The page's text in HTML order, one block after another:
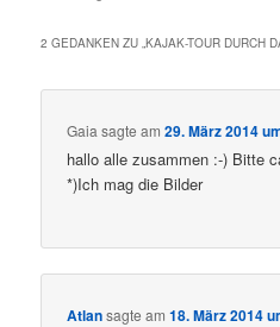
2 GEDANKEN ZU „KAJAK-TOUR DURCH
Gaia sagte am29. März 2014
hallo alle zusammen :-) Bitte
*)Ich mag die Bilder
Atlansagte am18. März 2014